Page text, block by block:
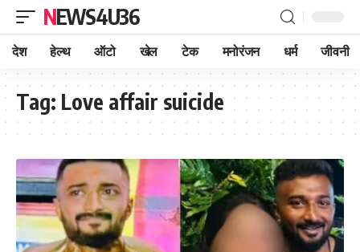
NEWS4U36
देश हेल्थ ऑटो खेल टेक मनोरंजन धर्म जीवनी
Tag: Love affair suicide